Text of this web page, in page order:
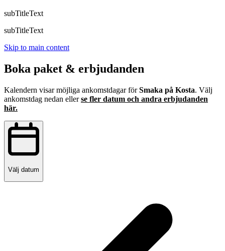
subTitleText
subTitleText
Skip to main content
Boka paket & erbjudanden
Kalendern visar möjliga ankomstdagar förSmaka på Kosta. Välj
ankomstdag nedan ellerse fler datum och andra erbjudanden
här.
Välj datum